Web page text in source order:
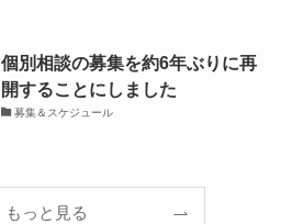
個別相談の募集を約6年ぶりに再
開することにしました
募集＆スケジュール
もっと見る